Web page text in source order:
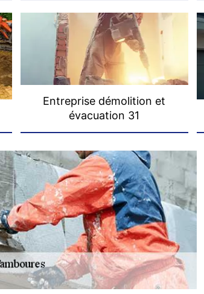
Entreprise démolition et
évacuation 31